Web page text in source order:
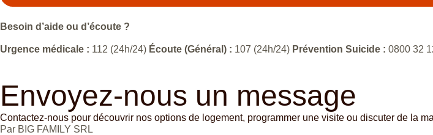
Besoin d’aide ou d’écoute ?
Urgence médicale : 112 (24h/24) Écoute (Général) : 107 (24h/24) Prévention Suicide : 0800 32
Envoyez-nous un message
Contactez-nous pour découvrir nos options de logement, programmer une visite ou discuter de la
Par BIG FAMILY SRL